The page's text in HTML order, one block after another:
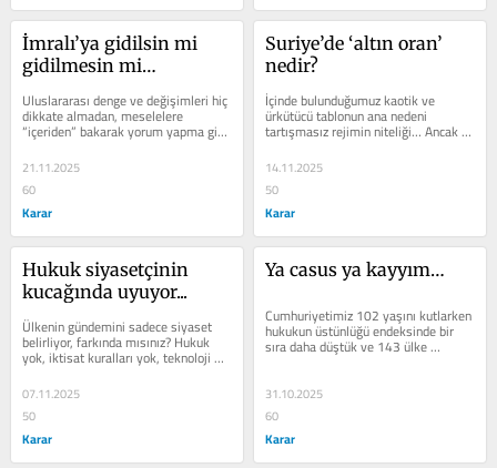
İmralı’ya gidilsin mi
gidilmesin mi…
Uluslararası denge ve değişimleri hiç
dikkate almadan, meselelere
“içeriden” bakarak yorum yapma gibi
bir eksikliğimiz var....
21.11.2025
60
Karar
Suriye’de ‘altın oran’
nedir?
İçinde bulunduğumuz kaotik ve
ürkütücü tablonun ana nedeni
tartışmasız rejimin niteliği… Ancak
bir de matruşka bebekler gibi...
14.11.2025
50
Karar
Hukuk siyasetçinin
kucağında uyuyor...
Ülkenin gündemini sadece siyaset
belirliyor, farkında mısınız? Hukuk
yok, iktisat kuralları yok, teknoloji
yok… Varsa yoksa siyaset.
Hukukun...
07.11.2025
50
Karar
Ya casus ya kayyım…
Cumhuriyetimiz 102 yaşını kutlarken
hukukun üstünlüğü endeksinde bir
sıra daha düştük ve 143 ülke
arasında 118. sıraya yerleştik....
31.10.2025
60
Karar